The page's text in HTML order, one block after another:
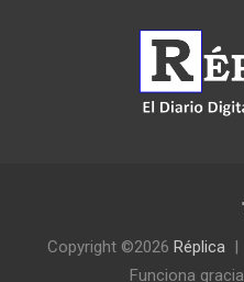
Copyright ©2026 Réplica
Funciona